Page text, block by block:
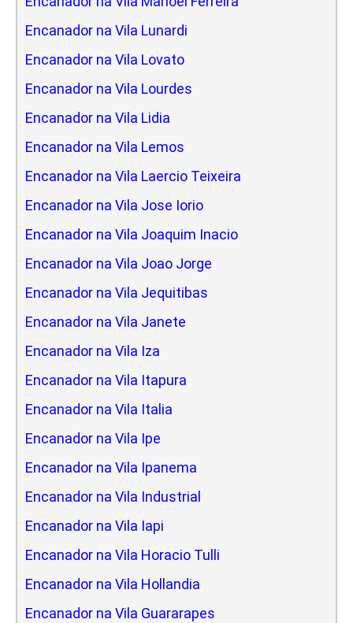
Encanador na Vila Lunardi
Encanador na Vila Lovato
Encanador na Vila Lourdes
Encanador na Vila Lidia
Encanador na Vila Lemos
Encanador na Vila Laercio Teixeira
Encanador na Vila Jose Iorio
Encanador na Vila Joaquim Inacio
Encanador na Vila Joao Jorge
Encanador na Vila Jequitibas
Encanador na Vila Janete
Encanador na Vila Iza
Encanador na Vila Itapura
Encanador na Vila Italia
Encanador na Vila Ipe
Encanador na Vila Ipanema
Encanador na Vila Industrial
Encanador na Vila Iapi
Encanador na Vila Horacio Tulli
Encanador na Vila Hollandia
Encanador na Vila Guararapes